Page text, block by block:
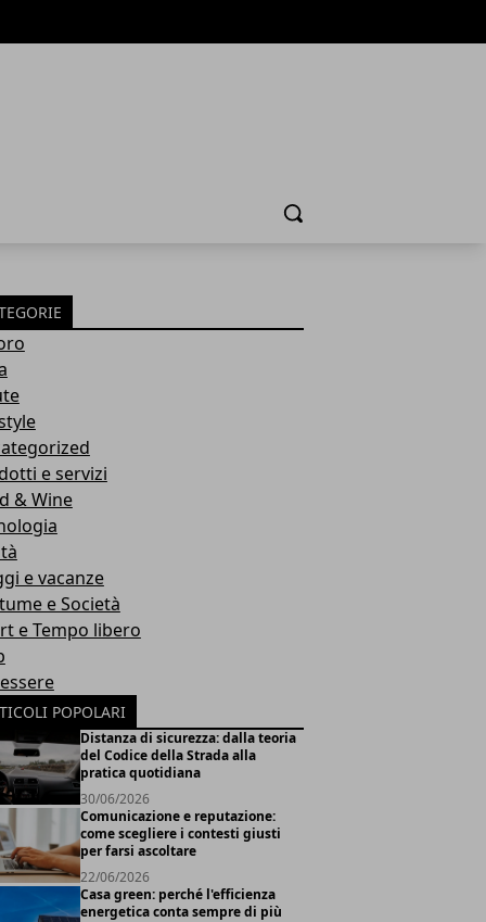
Cerca
e servizi
& Wine
e vacanze
e Società
e Tempo libero
POPOLARI
Distanza di sicurezza: dalla teoria
del Codice della Strada alla
pratica quotidiana
30/06/2026
Comunicazione e reputazione:
come scegliere i contesti giusti
per farsi ascoltare
22/06/2026
Casa green: perché l'efficienza
energetica conta sempre di più